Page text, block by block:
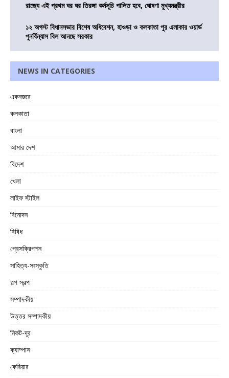
রাজ্যে এই প্রথম ঘর ঘর তিরঙ্গা কর্মসূচি পালিত হবে, ঘোষণা মুখ্যমন্ত্রীর
১২ অগস্ট বিধানসভার বিশেষ অধিবেশন, হাওড়া ও কলকাতা পুর এলাকার ওয়ার্ড
পুনর্বিন্যাস বিল আনছে সরকার
NEWS IN CATEGORIES
একনজরে
কলকাতা
বাংলা
আমার দেশ
বিদেশ
খেলা
লাইফ স্টাইল
বিনোদন
বিবিধ
প্রেসক্রিপশন
সাহিত্য-সংস্কৃতি
গল্প স্বল্প
সম্পাদকীয়
উত্তর সম্পাদকীয়
নিকট-দূর
ক্যাম্পাস
কেরিয়ার